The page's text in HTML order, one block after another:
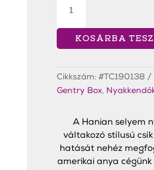
Pink
Nyakkendő
mennyiség
KOSÁRBA
Cikkszám: #TC190138
Gentry Box,
A Hanian selyem
váltakozó stílusú
hatását nehéz
amerikai anya cégünk